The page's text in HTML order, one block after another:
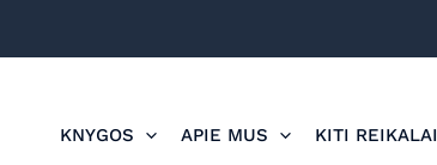
KNYGOS APIE MUS KITI REIKALAI